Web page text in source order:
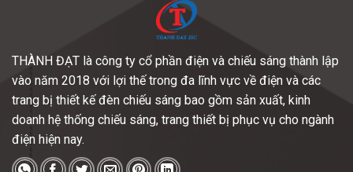
THÀNH ĐẠT là công ty cổ phần điện và chiếu sáng thành lập
vào năm 2018 với lợi thế trong đa lĩnh vực về điện và các
trang bị thiết kế đèn chiếu sáng bao gồm sản xuất, kinh
doanh hệ thống chiếu sáng, trang thiết bị phục vụ cho ngành
điện hiện nay.